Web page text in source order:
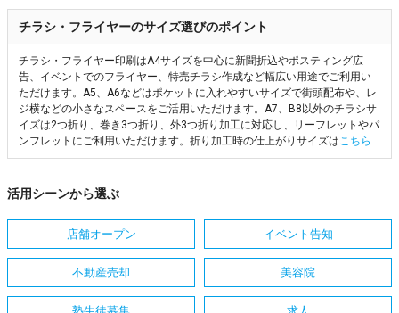
チラシ・フライヤーのサイズ選びのポイント
チラシ・フライヤー印刷はA4サイズを中心に新聞折込やポスティング広
告、イベントでのフライヤー、特売チラシ作成など幅広い用途でご利用い
ただけます。A5、A6などはポケットに入れやすいサイズで街頭配布や、レ
ジ横などの小さなスペースをご活用いただけます。A7、B8以外のチラシサ
イズは2つ折り、巻き3つ折り、外3つ折り加工に対応し、リーフレットやパ
ンフレットにご利用いただけます。折り加工時の仕上がりサイズは こちら
活用シーンから選ぶ
店舗オープン イベント告知
不動産売却 美容院